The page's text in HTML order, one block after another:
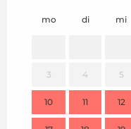
mo di mi
3 4 5
10 11 12